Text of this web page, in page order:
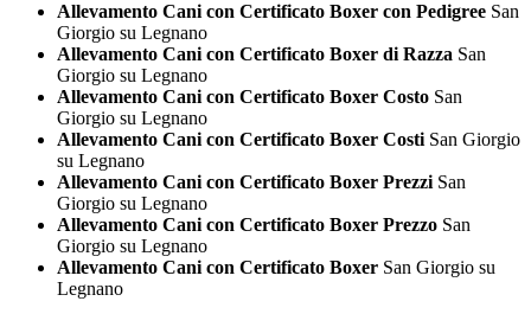
Allevamento Cani con Certificato Boxer con Pedigree San
Giorgio su Legnano
Allevamento Cani con Certificato Boxer di Razza San
Giorgio su Legnano
Allevamento Cani con Certificato Boxer Costo San
Giorgio su Legnano
Allevamento Cani con Certificato Boxer Costi San Giorgio
su Legnano
Allevamento Cani con Certificato Boxer Prezzi San
Giorgio su Legnano
Allevamento Cani con Certificato Boxer Prezzo San
Giorgio su Legnano
Allevamento Cani con Certificato Boxer San Giorgio su
Legnano